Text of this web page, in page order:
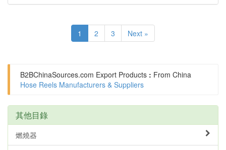
1 2 3 Next »
B2BChinaSources.com Export Products : From China
Hose Reels Manufacturers & Suppliers
其他目錄
燃燒器